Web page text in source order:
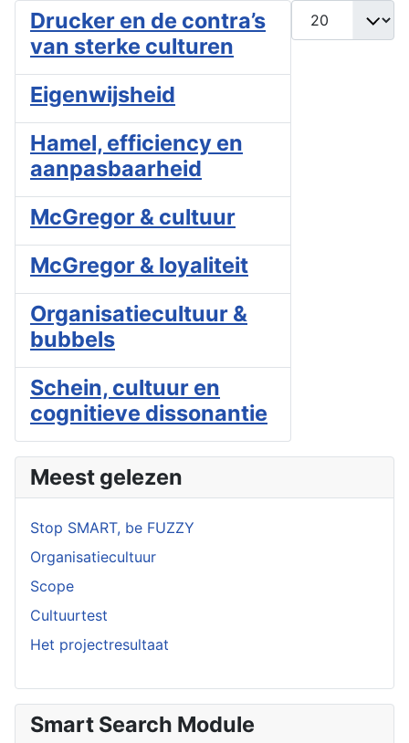
Display #
Drucker en de contra’s
van sterke culturen
Eigenwijsheid
Hamel, efficiency en
aanpasbaarheid
McGregor & cultuur
McGregor & loyaliteit
Organisatiecultuur &
bubbels
Schein, cultuur en
cognitieve dissonantie
Meest gelezen
Stop SMART, be FUZZY
Organisatiecultuur
Scope
Cultuurtest
Het projectresultaat
Smart Search Module